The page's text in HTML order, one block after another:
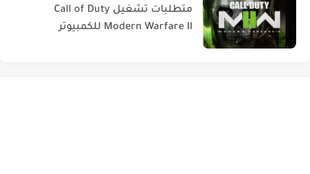
متطلبات تشغيل Call of Duty
Modern Warfare II للكمبيوتر